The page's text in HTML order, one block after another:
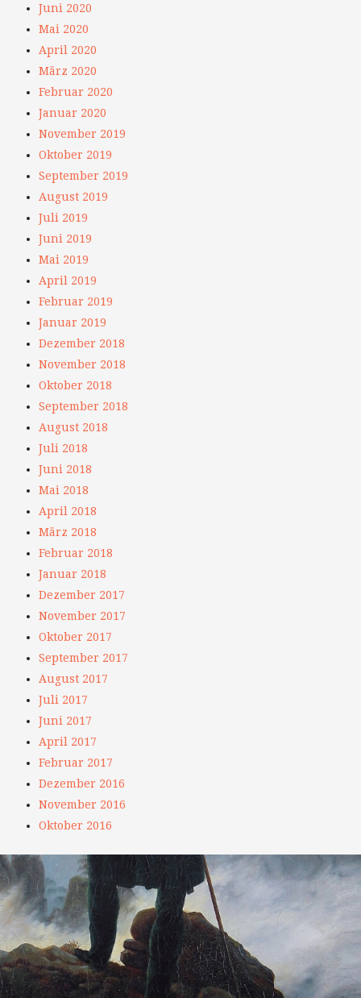
Juni 2020
Mai 2020
April 2020
März 2020
Februar 2020
Januar 2020
November 2019
Oktober 2019
September 2019
August 2019
Juli 2019
Juni 2019
Mai 2019
April 2019
Februar 2019
Januar 2019
Dezember 2018
November 2018
Oktober 2018
September 2018
August 2018
Juli 2018
Juni 2018
Mai 2018
April 2018
März 2018
Februar 2018
Januar 2018
Dezember 2017
November 2017
Oktober 2017
September 2017
August 2017
Juli 2017
Juni 2017
April 2017
Februar 2017
Dezember 2016
November 2016
Oktober 2016